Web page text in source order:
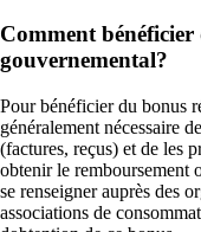
Comment
gouvernemental?
Pour bénéficier du bonus
généralement nécessaire
(factures, reçus) et de les
obtenir le remboursement
se renseigner auprès des
associations de